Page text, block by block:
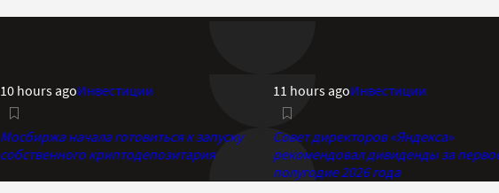
10 hours agoИнвестиции
Мосбиржа начала готовиться к запуску
собственного криптодепозитария
11 hours agoИнвестиции
Совет директоров «Яндекса»
рекомендовал дивиденды за
полугодие 2026 года